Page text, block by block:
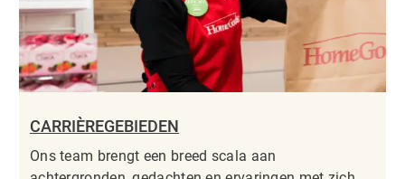
CARRIÈREGEBIEDEN
Ons team brengt een breed scala aan